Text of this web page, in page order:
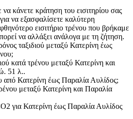
κάνετε κράτηση του εισιτηρίου σας
να εξασφαλίσετε καλύτερη
εισιτήριο τρένου που βρήκαμε
να αλλάξει ανάλογα με τη ζήτηση.
ταξιδιού μεταξύ Κατερίνη έως
κατά τρένου μεταξύ Κατερίνη και
51 λ..
από Κατερίνη έως Παραλία Αυλίδος;
μεταξύ Κατερίνη και Παραλία
για Κατερίνη έως Παραλία Αυλίδος